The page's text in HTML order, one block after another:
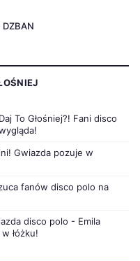
DZBAN
To Głośniej?! Fani disco
Gwiazda pozuje w
fanów disco polo na
disco polo - Emila
łóżku!